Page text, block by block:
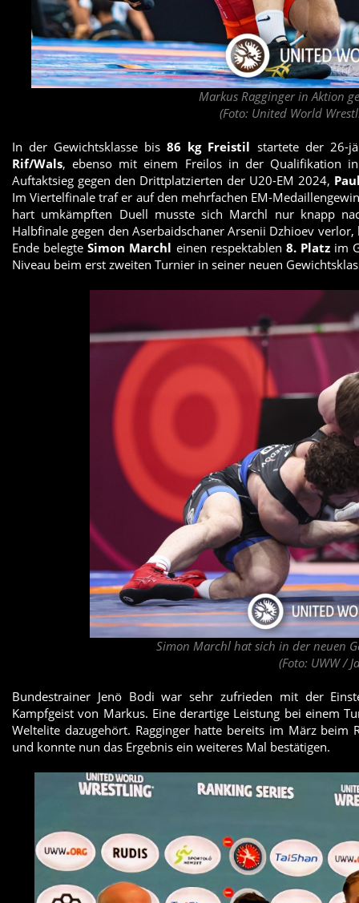
Markus Ragginger in Aktion
(Foto: United World
In der Gewichtsklasse bis 86 kg Freistil startete der 26-
Rif/Wals, ebenso mit einem Freilos in der Qualifikation
Auftaktsieg gegen den Drittplatzierten der U20-EM 2024,
Im Viertelfinale traf er auf den mehrfachen EM-
hart umkämpften Duell musste sich Marchl nur knapp
Halbfinale gegen den Aserbaidschaner Arsenii Dzhioev
Ende belegteSimon Marchl einen respektablen 8. Platzim
Niveau beim erst zweiten Turnier in seiner neuen
Simon Marchl hat sich in der neuen
(Foto: UWW /
Bundestrainer Jenö Bodi war sehr zufrieden mit der
Kampfgeist von Markus. Eine derartige Leistung bei einem
Weltelite dazugehört. Ragginger hatte bereits im März
und konnte nun das Ergebnis ein weiteres Mal bestätigen.